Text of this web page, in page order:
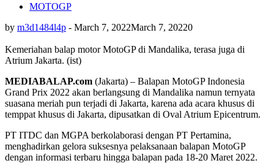
MOTOGP
by m3d1484l4p - March 7, 2022March 7, 20220
Kemeriahan balap motor MotoGP di Mandalika, terasa juga di
Atrium Jakarta. (ist)
MEDIABALAP.com (Jakarta) – Balapan MotoGP Indonesia
Grand Prix 2022 akan berlangsung di Mandalika namun ternyata
suasana meriah pun terjadi di Jakarta, karena ada acara khusus di
temppat khusus di Jakarta, dipusatkan di Oval Atrium Epicentrum.
PT ITDC dan MGPA berkolaborasi dengan PT Pertamina,
menghadirkan gelora suksesnya pelaksanaan balapan MotoGP
dengan informasi terbaru hingga balapan pada 18-20 Maret 2022.